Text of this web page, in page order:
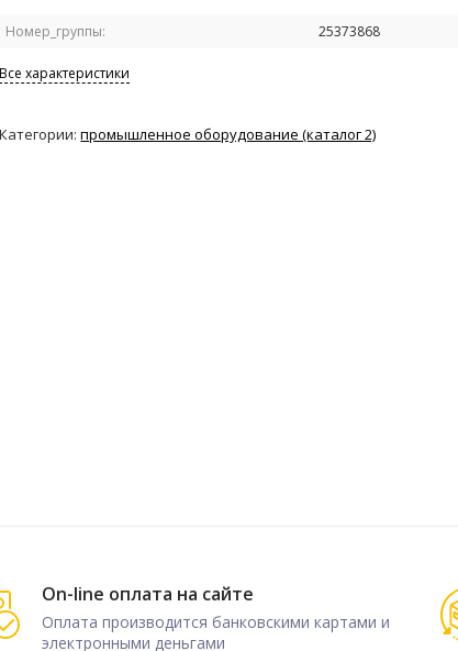
Номер_группы: 25373868
Все характеристики
Категории:промышленное оборудование (каталог 2)
On-line оплата на сайте
Оплата производится банковскими картами и
электронными деньгами